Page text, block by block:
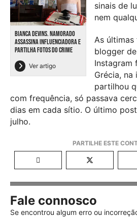
BIANCA DEVINS. NAMORADO
ASSASSINA INFLUENCIADORA E
PARTILHA FOTOS DO CRIME
Ver artigo
sinais de
nem
As
blogger
Instagram
Grécia, na
partilhou
com frequência, só passava
dias em cada sítio. O último
julho.
Fale connosco
Se encontrou algum erro ou